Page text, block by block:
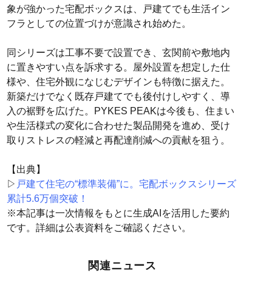
象が強かった宅配ボックスは、戸建てでも生活イン
フラとしての位置づけが意識され始めた。
同シリーズは工事不要で設置でき、玄関前や敷地内
に置きやすい点を訴求する。屋外設置を想定した仕
様や、住宅外観になじむデザインも特徴に据えた。
新築だけでなく既存戸建てでも後付けしやすく、導
入の裾野を広げた。PYKES PEAKは今後も、住まい
や生活様式の変化に合わせた製品開発を進め、受け
取りストレスの軽減と再配達削減への貢献を狙う。
【出典】
▷ 戸建て住宅の“標準装備”に。宅配ボックスシリーズ
累計5.6万個突破！
※本記事は一次情報をもとに生成AIを活用した要約
です。詳細は公表資料をご確認ください。
関連ニュース